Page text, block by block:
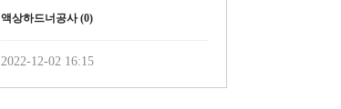
액상하드너공사 (0)
2022-12-02 16:15